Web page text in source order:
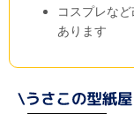
コスプレな
あります